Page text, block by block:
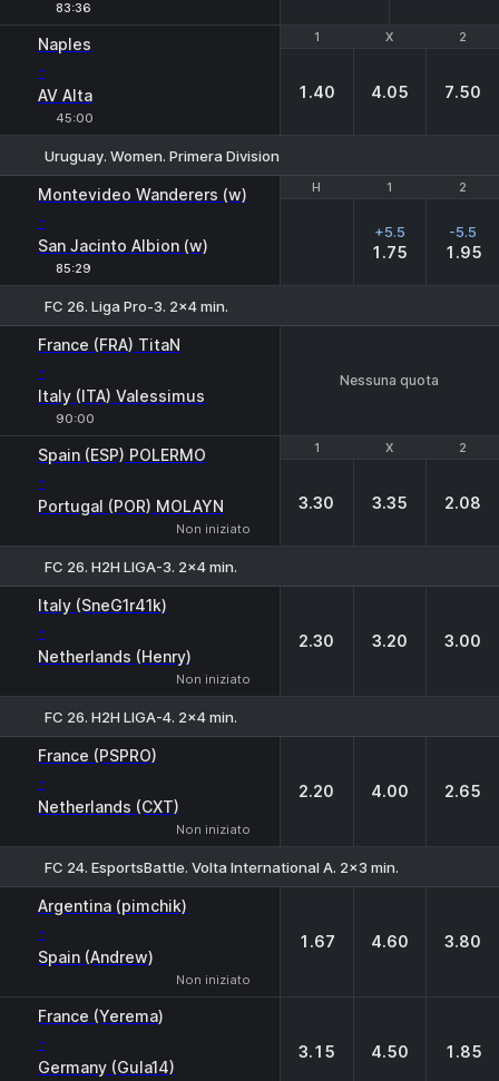
83:36
1
X 2
Naples
-
AV Alta
45:00
1 X 2
1.40 4.05 7.50
Uruguay. Women. Primera Division
H 1 2
Montevideo Wanderers (w)
-
San Jacinto Albion (w)
85:29
H 1 2
+5.5
1.75
-5.5
1.95
FC 26. Liga Pro-3. 2x4 min.
France (FRA) TitaN
-
Italy (ITA) Valessimus
90:00
Nessuna quota
1 X 2
Spain (ESP) POLERMO
-
Portugal (POR) MOLAYN
Non iniziato
1 X 2
3.30 3.35 2.08
FC 26. H2H LIGA-3. 2x4 min.
Italy (SneG1r41k)
-
Netherlands (Henry)
Non iniziato
2.30 3.20 3.00
FC 26. H2H LIGA-4. 2x4 min.
France (PSPRO)
-
Netherlands (CXT)
Non iniziato
2.20 4.00 2.65
FC 24. EsportsBattle. Volta International A. 2x3 min.
Argentina (pimchik)
-
Spain (Andrew)
Non iniziato
1.67 4.60 3.80
France (Yerema)
-
Germany (Gula14)
3.15 4.50 1.85